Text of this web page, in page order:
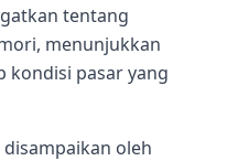
tentang
menunjukkan
kondisi pasar yang
oleh